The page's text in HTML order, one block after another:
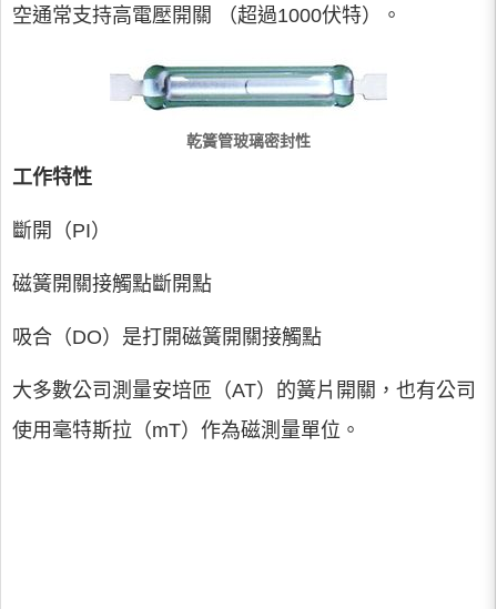
空通常支持高電壓開關 （超過1000伏特）。
乾簧管玻璃密封性
工作特性
斷開（PI）
磁簧開關接觸點斷開點
吸合（DO）是打開磁簧開關接觸點
大多數公司測量安培匝（AT）的簧片開關，也有公司
使用毫特斯拉（mT）作為磁測量單位。